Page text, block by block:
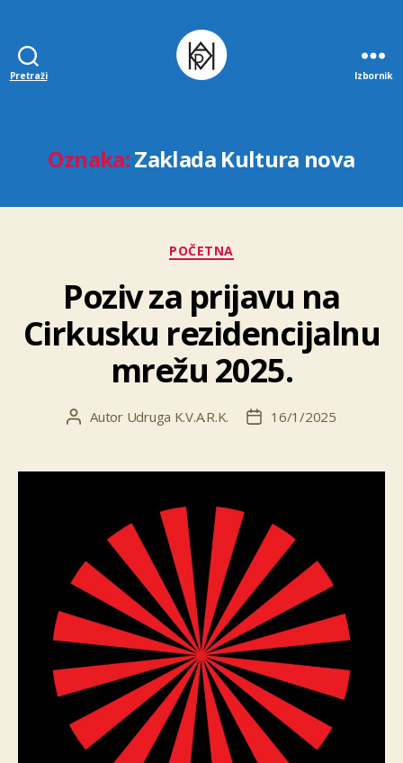
Pretraži Izbornik
Oznaka:Zaklada Kultura nova
Kategorije
POČETNA
Poziv za prijavu na
Cirkusku rezidencijalnu
mrežu 2025.
AutorAutor Udruga K.V.A.R.K.
Datum
16/1/2025